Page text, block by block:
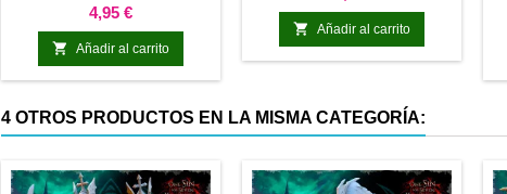
Precio
4,95 €
 Añadir al carrito
directamente en 2 colores, no
perderán el color con el uso ni
se desgastarán, además, al ser
planos ocupan menos espacio
transporte. Este set está
enfocado a reglas especiales
para darle...
 Añadir al carrito
4 OTROS PRODUCTOS EN LA MISMA CATEGORÍA: